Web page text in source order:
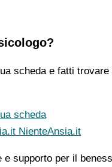
scheda e fatti
scheda
NienteAnsia.it
e supporto per il